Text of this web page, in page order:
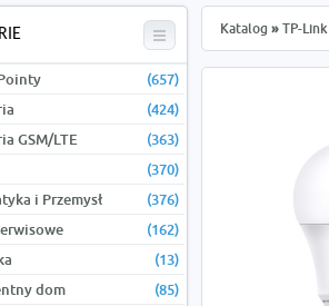
(657)
(424)
GSM/LTE
(363)
(370)
i Przemysł
(376)
(162)
(13)
dom
(85)
Katalog » TP-Link